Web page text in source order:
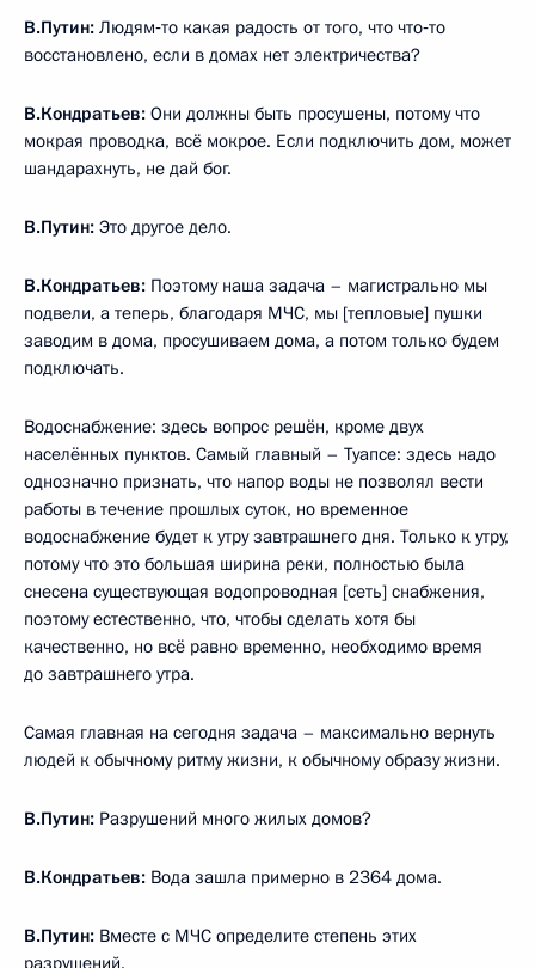
В.Путин: Людям‑то какая радость от того, что что‑то
восстановлено, если в домах нет электричества?
В.Кондратьев: Они должны быть просушены, потому что
мокрая проводка, всё мокрое. Если подключить дом, может
шандарахнуть, не дай бог.
В.Путин: Это другое дело.
В.Кондратьев: Поэтому наша задача – магистрально мы
подвели, а теперь, благодаря МЧС, мы [тепловые] пушки
заводим в дома, просушиваем дома, а потом только будем
подключать.
Водоснабжение: здесь вопрос решён, кроме двух
населённых пунктов. Самый главный – Туапсе: здесь надо
однозначно признать, что напор воды не позволял вести
работы в течение прошлых суток, но временное
водоснабжение будет к утру завтрашнего дня. Только к утру,
потому что это большая ширина реки, полностью была
снесена существующая водопроводная [сеть] снабжения,
поэтому естественно, что, чтобы сделать хотя бы
качественно, но всё равно временно, необходимо время
до завтрашнего утра.
Самая главная на сегодня задача – максимально вернуть
людей к обычному ритму жизни, к обычному образу жизни.
В.Путин: Разрушений много жилых домов?
В.Кондратьев: Вода зашла примерно в 2364 дома.
В.Путин: Вместе с МЧС определите степень этих
разрушений.